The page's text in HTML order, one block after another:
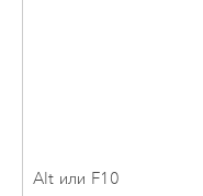
Alt или F10